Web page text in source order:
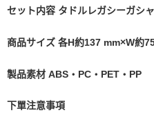
セット内容 タドルレガシーガシ
商品サイズ 各H約137 mm×W約
製品素材 ABS・PC・PET・PP
下單注意事項